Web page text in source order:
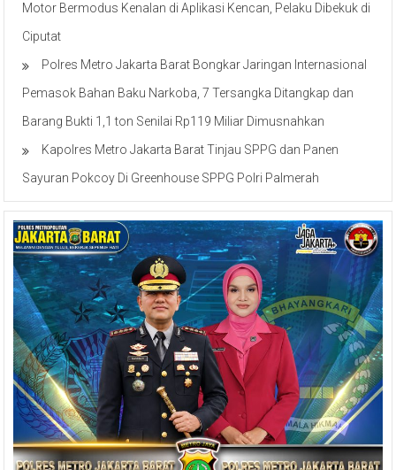
Motor Bermodus Kenalan di Aplikasi Kencan, Pelaku Dibekuk di
Ciputat
Polres Metro Jakarta Barat Bongkar Jaringan Internasional
Pemasok Bahan Baku Narkoba, 7 Tersangka Ditangkap dan
Barang Bukti 1,1 ton Senilai Rp119 Miliar Dimusnahkan
Kapolres Metro Jakarta Barat Tinjau SPPG dan Panen
Sayuran Pokcoy Di Greenhouse SPPG Polri Palmerah